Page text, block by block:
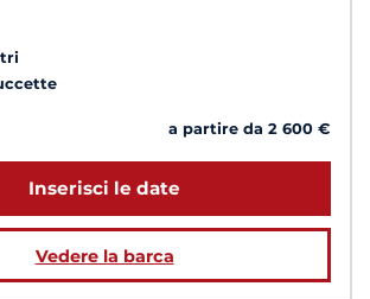
a partire da 2 600 €
Inserisci le date
Vedere la barca